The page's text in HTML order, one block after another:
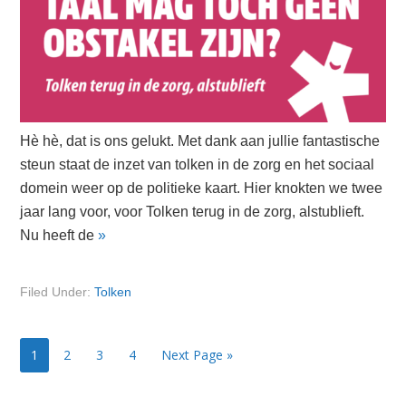
Hè hè, dat is ons gelukt. Met dank aan jullie fantastische
steun staat de inzet van tolken in de zorg en het sociaal
domein weer op de politieke kaart. Hier knokten we twee
jaar lang voor, voor Tolken terug in de zorg, alstublieft.
Nu heeft de»
Filed Under:Tolken
Page
1 Page
2 Page
3 Page
4 Next Page »